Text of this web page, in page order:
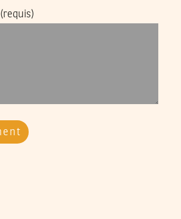
(requis)